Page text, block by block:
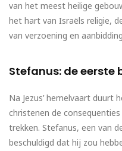
van het meest heilige
het hart van Israëls religie,
van verzoening en
Stefanus: de eerste
Na Jezus’ hemelvaart
christenen de
trekken. Stefanus, een van
beschuldigd dat hij zou